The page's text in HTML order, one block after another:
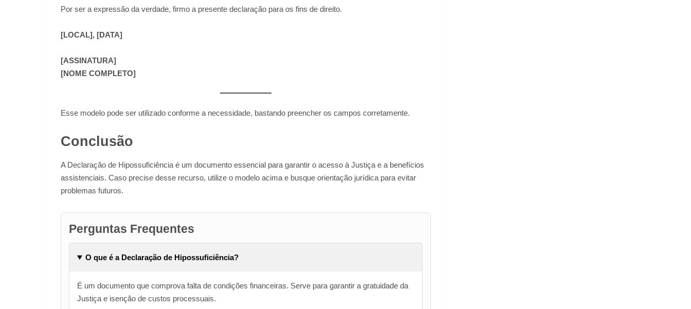
Por ser a expressão da verdade, firmo a presente declaração para os fins de direito.
[LOCAL], [DATA]
[ASSINATURA]
[NOME COMPLETO]
Esse modelo pode ser utilizado conforme a necessidade, bastando preencher os campos corretamente.
Conclusão
A Declaração de Hipossuficiência é um documento essencial para garantir o acesso à Justiça e a benefícios
assistenciais. Caso precise desse recurso, utilize o modelo acima e busque orientação jurídica para evitar
problemas futuros.
Perguntas Frequentes
O que é a Declaração de Hipossuficiência?
É um documento que comprova falta de condições financeiras. Serve para garantir a gratuidade da
Justiça e isenção de custos processuais.